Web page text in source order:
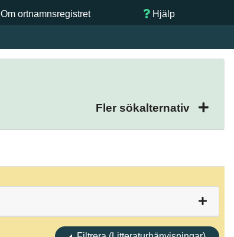
Om ortnamnsregistret Hjälp
Fler sökalternativ